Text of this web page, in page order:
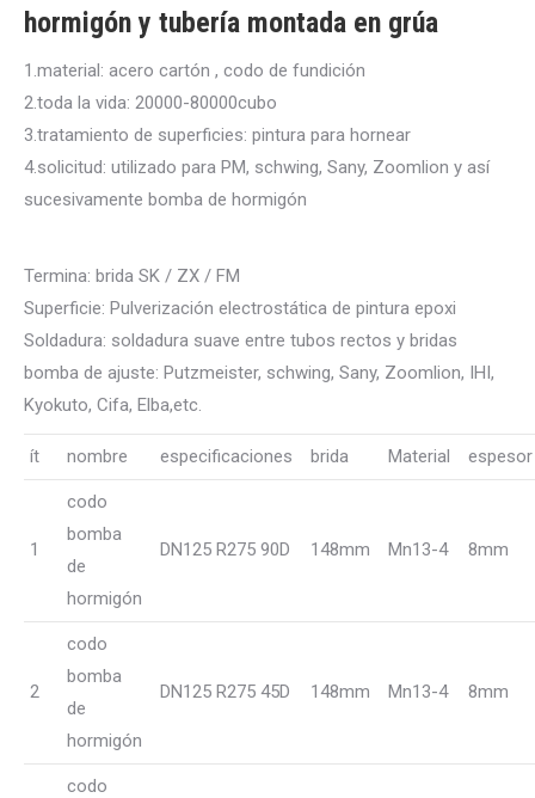
hormigón y tubería montada en grúa
1.material: acero cartón , codo de fundición
2.toda la vida: 20000-80000cubo
3.tratamiento de superficies: pintura para hornear
4.solicitud: utilizado para PM, schwing, Sany, Zoomlion y así
sucesivamente bomba de hormigón
Termina: brida SK / ZX / FM
Superficie: Pulverización electrostática de pintura epoxi
Soldadura: soldadura suave entre tubos rectos y bridas
bomba de ajuste: Putzmeister, schwing, Sany, Zoomlion, IHI,
Kyokuto, Cifa, Elba,etc.
ít nombre especificaciones brida Material espesor
1
codo
bomba
de
hormigón
DN125 R275 90D 148mm Mn13-4 8mm
2
codo
bomba
de
hormigón
DN125 R275 45D 148mm Mn13-4 8mm
codo